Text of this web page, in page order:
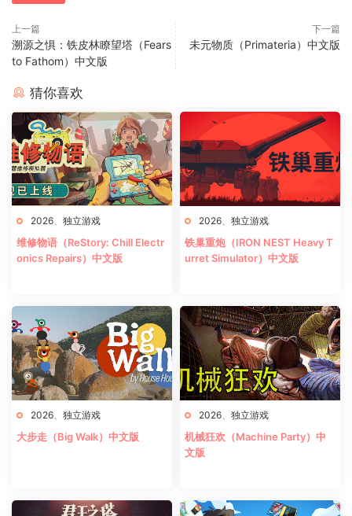
上一篇
溯源之惧：铁皮林瞭望塔（Fears
to Fathom）中文版
下一篇
未元物质（Primateria）中文版
猜你喜欢
2026 独立游戏
维修物语（ReStory: Chill Electr
onics Repairs）中文版
2026 独立游戏
铁巢重炮（IRON NEST Heavy T
urret Simulator）中文版
2026 独立游戏
大步走（Big Walk）中文版
2026 独立游戏
机械狂欢（Machine Party）中
文版